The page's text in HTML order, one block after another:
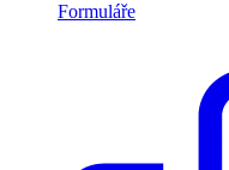
Formuláře